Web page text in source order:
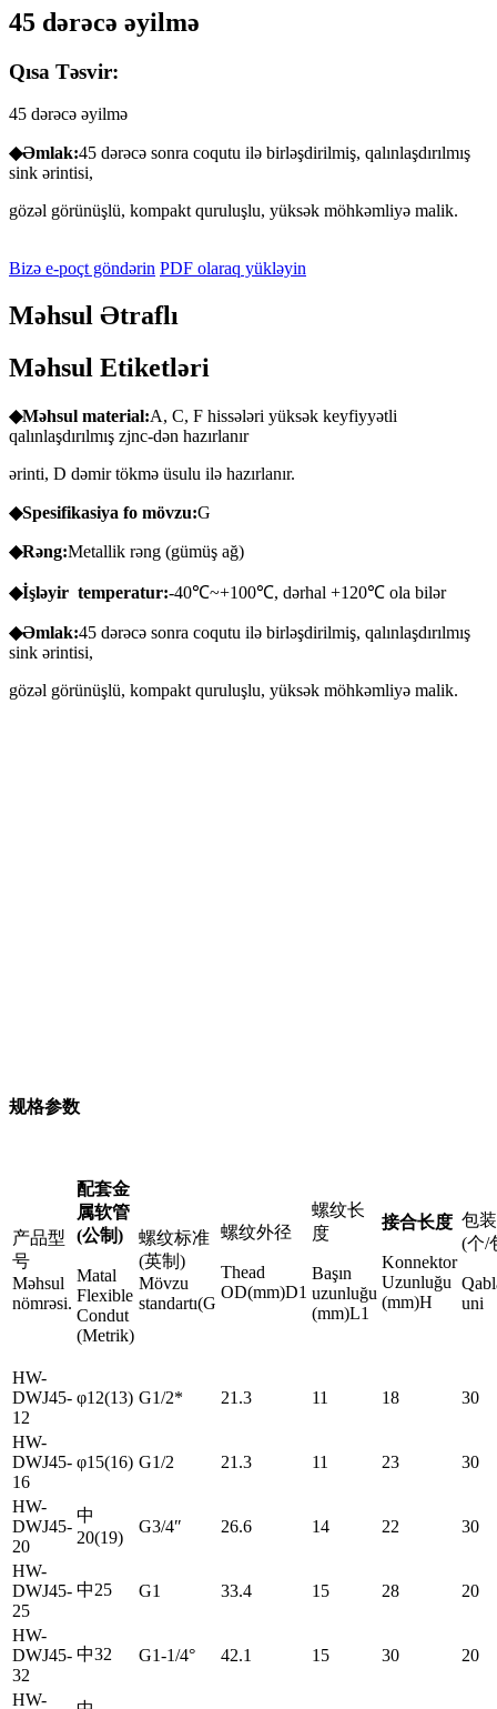
45 dərəcə əyilmə
Qısa Təsvir:
45 dərəcə əyilmə
◆Əmlak:45 dərəcə sonra coqutu ilə birləşdirilmiş, qalınlaşdırılmış
sink ərintisi,
gözəl görünüşlü, kompakt quruluşlu, yüksək möhkəmliyə malik.
Bizə e-poçt göndərin PDF olaraq yükləyin
Məhsul Ətraflı
Məhsul Etiketləri
◆Məhsul material:A, C, F hissələri yüksək keyfiyyətli
qalınlaşdırılmış zjnc-dən hazırlanır
ərinti, D dəmir tökmə üsulu ilə hazırlanır.
◆Spesifikasiya fo mövzu:G
◆Rəng:Metallik rəng (gümüş ağ)
◆İşləyir temperatur:-40℃~+100℃, dərhal +120℃ ola bilər
◆Əmlak:45 dərəcə sonra coqutu ilə birləşdirilmiş, qalınlaşdırılmış
sink ərintisi,
gözəl görünüşlü, kompakt quruluşlu, yüksək möhkəmliyə malik.
规格参数
产品型
号
Məhsul
nömrəsi.
配套金
属软管
(公制)
Matal
Flexible
Condut
(Metrik)
螺纹标准
(英制)
Mövzu
standartı(G
螺纹外径
Thead
OD(mm)D1
螺纹长
度
Başın
uzunluğu
(mm)L1
接合长度
Konnektor
Uzunluğu
(mm)H
包
(个/
uni
HW-
DWJ45-
12
φ12(13) G1/2* 21.3 11 18 30
HW-
DWJ45-
16
φ15(16) G1/2 21.3 11 23 30
HW-
DWJ45-
20
中
20(19)
G3/4″ 26.6 14 22 30
HW-
DWJ45-
25
中25 G1 33.4 15 28 20
HW-
DWJ45-
32
中32 G1-1/4° 42.1 15 30 20
HW-